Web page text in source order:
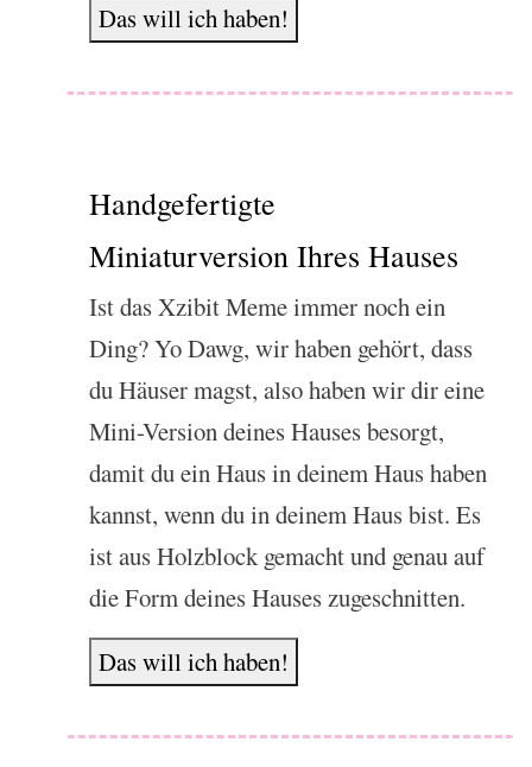
Das will ich haben!
Handgefertigte
Miniaturversion Ihres Hauses
Ist das Xzibit Meme immer noch ein
Ding? Yo Dawg, wir haben gehört, dass
du Häuser magst, also haben wir dir eine
Mini-Version deines Hauses besorgt,
damit du ein Haus in deinem Haus haben
kannst, wenn du in deinem Haus bist. Es
ist aus Holzblock gemacht und genau auf
die Form deines Hauses zugeschnitten.
Das will ich haben!